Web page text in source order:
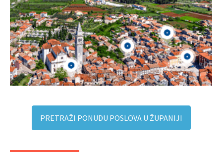
PRETRAŽI PONUDU POSLOVA U ŽUPANIJI